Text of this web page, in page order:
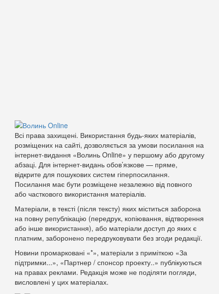
Всі права захищені. Використання будь-яких матеріалів,
розміщених на сайті, дозволяється за умови посилання на
інтернет-видання «Волинь Online» у першому або другому
абзаці. Для інтернет-видань обов’язкове — пряме,
відкрите для пошукових систем гіперпосилання.
Посилання має бути розміщене незалежно від повного
або часткового використання матеріалів.
Матеріали, в тексті (після тексту) яких міститься заборона
на повну републікацію (передрук, копіювання, відтворення
або інше використання), або матеріали доступ до яких є
платним, заборонено передруковувати без згоди редакції.
Новини промарковані «*», матеріали з приміткою «За
підтримки...», «Партнер / спонсор проекту..» публікуються
на правах реклами. Редакція може не поділяти погляди,
висловлені у цих матеріалах.